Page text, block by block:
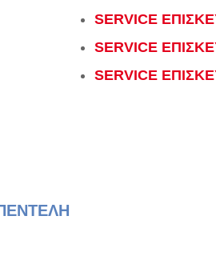
SERVICE
SERVICE
SERVICE